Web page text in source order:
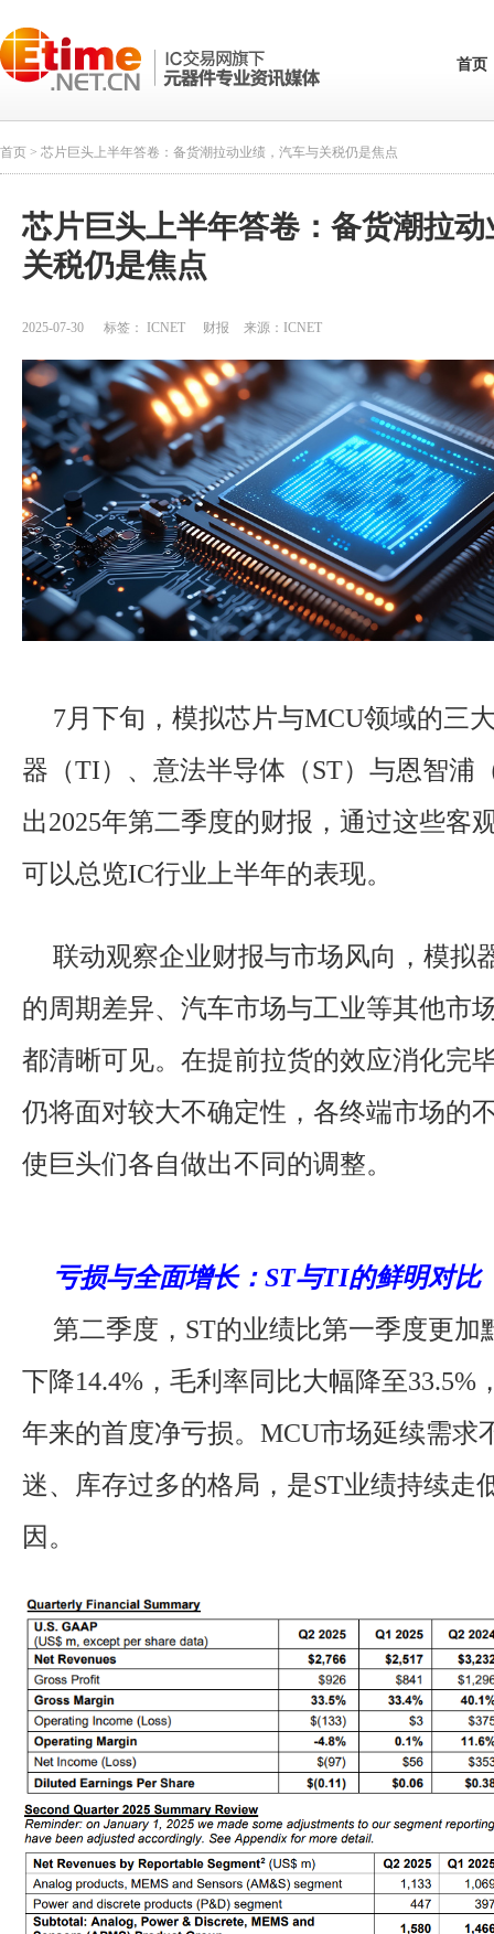
首页
首页 > 芯片巨头上半年答卷：备货潮拉动业绩，汽车与关税仍是焦点
芯片巨头上半年答卷：备货潮拉
关税仍是焦点
2025-07-30 标签： ICNET 财报 来源： ICNET
7月下旬，模拟芯片与MCU领域的
器（TI）、意法半导体（ST）与恩智浦
出2025年第二季度的财报，通过这些客
可以总览IC行业上半年的表现。
联动观察企业财报与市场风向，模拟
的周期差异、汽车市场与工业等其他市
都清晰可见。在提前拉货的效应消化完
仍将面对较大不确定性，各终端市场的
使巨头们各自做出不同的调整。
亏损与全面增长：ST与TI的鲜明对比
第二季度，ST的业绩比第一季度更加
下降14.4%，毛利率同比大幅降至33.5%
年来的首度净亏损。MCU市场延续需求
迷、库存过多的格局，是ST业绩持续走
因。